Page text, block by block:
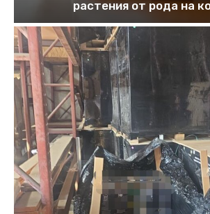
растения от рода на